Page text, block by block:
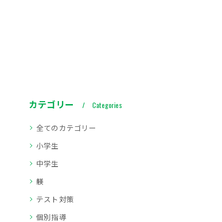
カテゴリー Categories
全てのカテゴリー
小学生
中学生
躾
テスト対策
個別指導